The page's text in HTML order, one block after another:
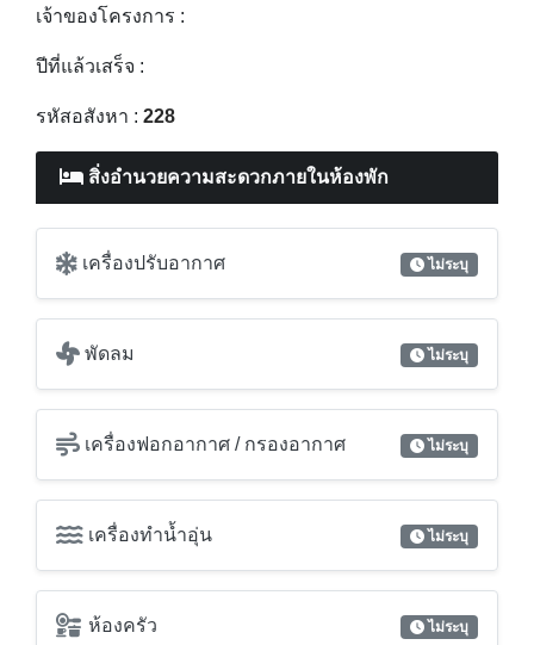
รหัสอสังหา :228
สิ่งอำนวยความสะดวกภายในห้องพัก
เครื่องปรับอากาศ ไม่ระบุ
พัดลม ไม่ระบุ
เครื่องฟอกอากาศ / กรองอากาศ ไม่ระบุ